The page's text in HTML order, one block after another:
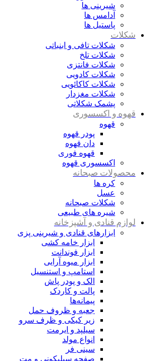
شیرینی ها
آدامس ها
پاستیل ها
شکلات
شکلات تافی و ابنباتی
شکلات تلخ
شکلات فانتزی
شکلات کادویی
شکلات کاکائویی
شکلات مغزدار
پشمک شکلاتی
قهوه و اکسسوری
قهوه
پودر قهوه
دان قهوه
قهوه فوری
اکسسوری قهوه
محصولات صبحانه
کره ها
عسل
شکلات صبحانه
شیره های طبیعی
لوازم قنادی و آشپزخانه
ابزارهای قنادی و شیرینی پزی
ابزار خامه کشی
ابزار فوندانت
ابزار میوه آرایی
استامپ و استنسیل
الک و پودر پاش
پالت و کاردک
پیمانه‌ها
جعبه و ظروف حمل
زیر کیکی و ظرف سرو
سیلپد و ایرمت
انواع مولد
سینی فر
صفحه سیلیکونی و مت